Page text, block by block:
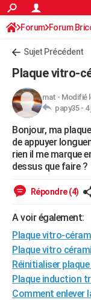
ACTUALITÉS
Politique
Société
Faits Divers
Education
Monde
Villes
+
FINANCE
Retraite
Impôts
Epargne
Immobilier
Risques naturels par
Banque
Assurance
Crédit
AUTO
Essais
Réserver un essai
Citadines
Berlines
SUV
Forum auto
+HIGH-TECH
Mobiles
Meilleur smartphone
Internet
Ordinateurs
Jeux vidéo
Guide high-tech
+BRICOLAGE
Forum
Aménagement
Extérieur
Cuisine
Salle de bains
Jardinage
Rangement
WEEK-END
LIFESTYLE
Art de vivre
Bien-être
Loisirs
Mode
Modes de vie
SANTE
Alimentation
Guide de la santé
Maladies
Médicaments
Sommeil
VOYAGE
Destinations
City break
Voyage nature
Voyage de noces
Forum
Climat
+PHOTO
Forum Forum
Sujet Précédent
Plaque vitro-
mat - Modifié
papy35 - 4
Bonjour, ma
de appuyer
rien il me marque
dessus que faire ?
Répondre (4)
A voir également:
Plaque vitro-
Plaque vitro
Réinitialiser
Plaque induction
Comment enlever